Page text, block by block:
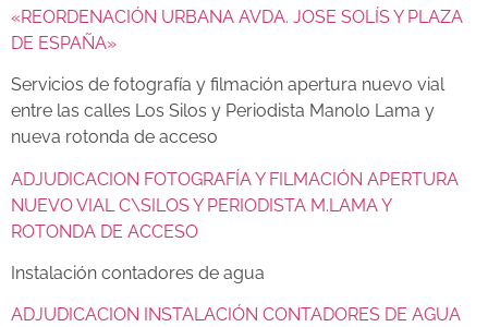
«REORDENACIÓN URBANA AVDA. JOSE SOLÍS Y PLAZA
DE ESPAÑA»
Servicios de fotografía y filmación apertura nuevo vial
entre las calles Los Silos y Periodista Manolo Lama y
nueva rotonda de acceso
ADJUDICACION FOTOGRAFÍA Y FILMACIÓN APERTURA
NUEVO VIAL C\SILOS Y PERIODISTA M.LAMA Y
ROTONDA DE ACCESO
Instalación contadores de agua
ADJUDICACION INSTALACIÓN CONTADORES DE AGUA